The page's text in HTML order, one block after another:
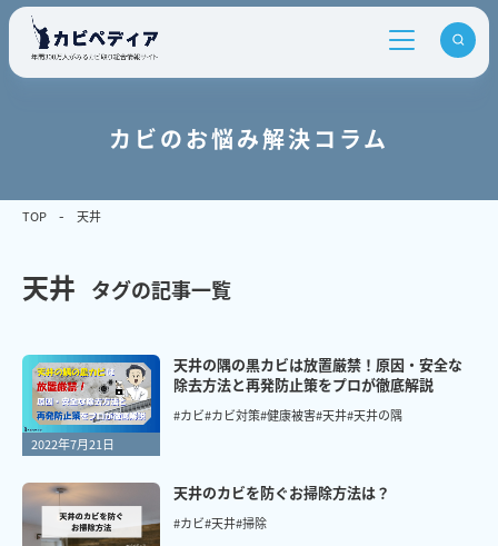
カビのお悩み解決コラム
TOP 天井
天井 タグの記事一覧
2022年7月21日
天井の隅の黒カビは放置厳禁！原因・安全な
除去方法と再発防止策をプロが徹底解説
#カビ#カビ対策#健康被害#天井#天井の隅
天井のカビを防ぐお掃除方法は？
#カビ#天井#掃除